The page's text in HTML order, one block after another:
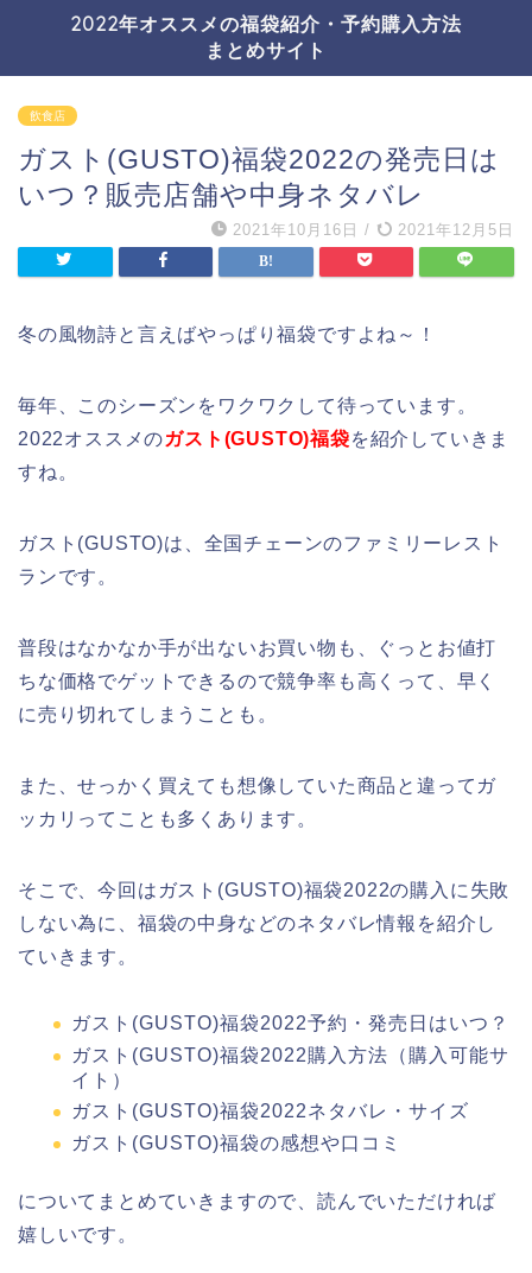
2022年オススメの福袋紹介・予約購入方法
まとめサイト
飲食店
ガスト(GUSTO)福袋2022の発売日は
いつ？販売店舗や中身ネタバレ
2021年10月16日 / 2021年12月5日
冬の風物詩と言えばやっぱり福袋ですよね～！
毎年、このシーズンをワクワクして待っています。
2022オススメのガスト(GUSTO)福袋を紹介していきま
すね。
ガスト(GUSTO)は、全国チェーンのファミリーレスト
ランです。
普段はなかなか手が出ないお買い物も、ぐっとお値打
ちな価格でゲットできるので競争率も高くって、早く
に売り切れてしまうことも。
また、せっかく買えても想像していた商品と違ってガ
ッカリってことも多くあります。
そこで、今回はガスト(GUSTO)福袋2022の購入に失敗
しない為に、福袋の中身などのネタバレ情報を紹介し
ていきます。
ガスト(GUSTO)福袋2022予約・発売日はいつ？
ガスト(GUSTO)福袋2022購入方法（購入可能サ
イト）
ガスト(GUSTO)福袋2022ネタバレ・サイズ
ガスト(GUSTO)福袋の感想や口コミ
についてまとめていきますので、読んでいただければ
嬉しいです。